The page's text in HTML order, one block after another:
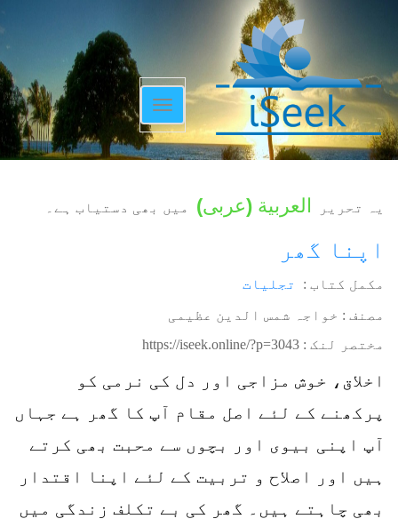
Toggle
navigation
یہ تحریر العربية (عربی) میں بھی دستیاب ہے۔
اپنا گھر
مکمل کتاب : تجلیات
مصنف : خواجہ شمس الدین عظیمی
مختصر لنک : https://iseek.online/?p=3043
اخلاق، خوش مزاجی اور دل کی نرمی کو
پرکھنے کے لئے اصل مقام آپ کا گھر ہے جہاں
آپ اپنی بیوی اور بچوں سے محبت بھی کرتے
ہیں اور اصلاح و تربیت کے لئے اپنا اقتدار
بھی چاہتے ہیں۔ گھر کی بے تکلف زندگی میں